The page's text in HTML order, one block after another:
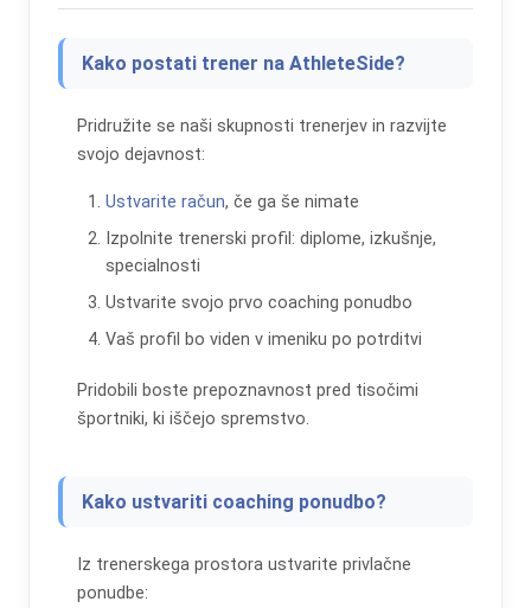
Kako postati trener na AthleteSide?
Pridružite se naši skupnosti trenerjev in razvijte
svojo dejavnost:
Ustvarite račun, če ga še nimate
Izpolnite trenerski profil: diplome, izkušnje,
specialnosti
Ustvarite svojo prvo coaching ponudbo
Vaš profil bo viden v imeniku po potrditvi
Pridobili boste prepoznavnost pred tisočimi
športniki, ki iščejo spremstvo.
Kako ustvariti coaching ponudbo?
Iz trenerskega prostora ustvarite privlačne
ponudbe: